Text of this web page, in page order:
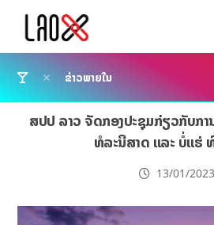
ຂ່າວພາຍໃນ
ສປປ ລາວ ຈັດກອງປະຊຸມກ່ຽວກັບກ
ທໍລະນີສາດ ແລະ ບໍ່ແຮ່
13/01/2023